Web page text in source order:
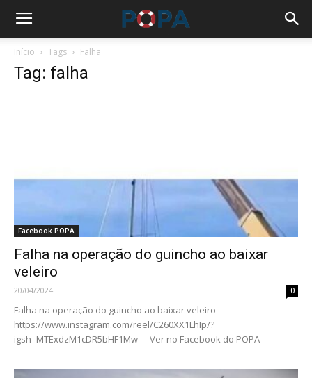
Início Tags Falha
Tag: falha
Facebook POPA
Falha na operação do guincho ao baixar
veleiro
20/04/2024 0
Falha na operação do guincho ao baixar veleiro
https://www.instagram.com/reel/C260XX1LhIp/?
igsh=MTExdzM1cDR5bHF1Mw== Ver no Facebook do POPA